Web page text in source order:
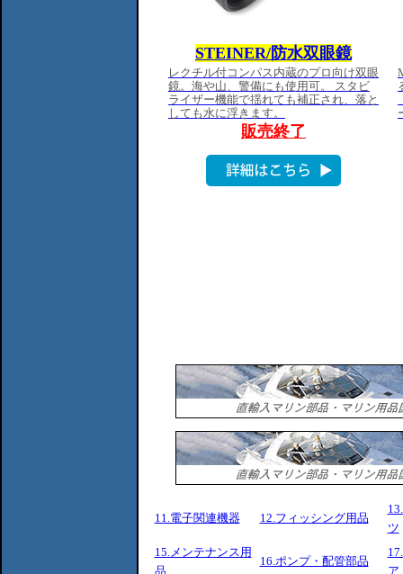
11.電子関連機器 12.フィッシング用品
ツ
15.メンテナンス用
品
16.ポンプ・配管部品
ア